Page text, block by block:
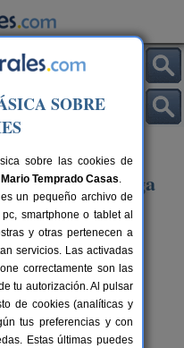
Alicun de Ortega
2-44+16 pers.
desde28 €
Valor
SOBRE
sobre las cookies de
Mario Temprado Casas.
un pequeño archivo de
smartphone o tablet al
y otras pertenecen a
servicios. Las activadas
correctamente son las
tu autorización. Al pulsar
de cookies (analíticas y
tus preferencias y con
Estas últimas puedes